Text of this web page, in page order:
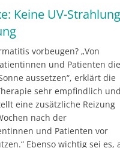
Keine UV-
vorbeugen? „Von
und Patienten die
aussetzen“, erklärt die
sehr empfindlich
eine zusätzliche Reizung
nach der
und Patienten vor
Ebenso wichtig sei es,